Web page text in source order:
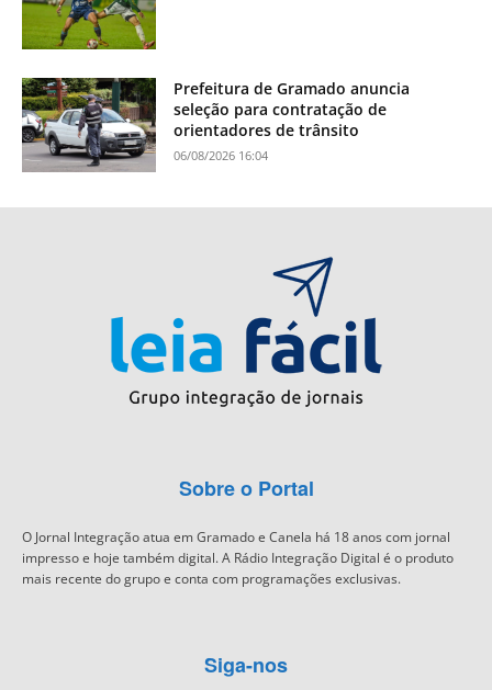
Prefeitura de Gramado anuncia
seleção para contratação de
orientadores de trânsito
06/08/2026 16:04
Sobre o Portal
O Jornal Integração atua em Gramado e Canela há 18 anos com jornal
impresso e hoje também digital. A Rádio Integração Digital é o produto
mais recente do grupo e conta com programações exclusivas.
Siga-nos